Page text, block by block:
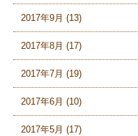
2017年9月 (13)
2017年8月 (17)
2017年7月 (19)
2017年6月 (10)
2017年5月 (17)